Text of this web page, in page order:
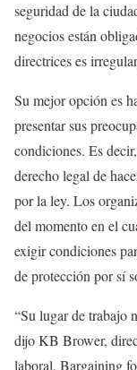
seguridad de la
negocios están
directrices es
Su mejor opción es
presentar sus
condiciones. Es
derecho legal de
por la ley. Los
del momento en el
exigir condiciones
de protección por sí
“Su lugar de trabajo
dijo KB Brower,
laboral, Bargaining